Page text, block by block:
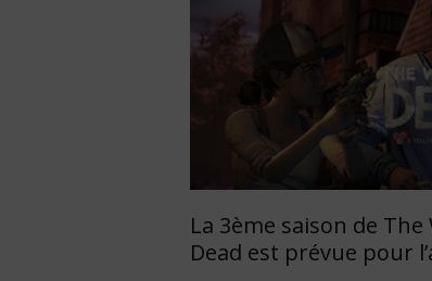
La 3ème saison de The
Dead est prévue pour